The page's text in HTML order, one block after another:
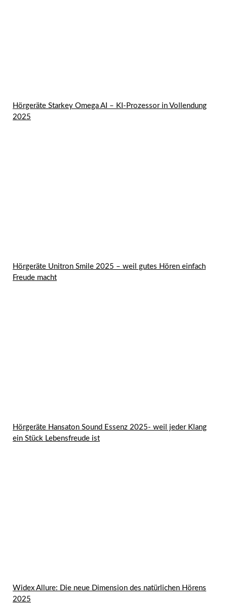
Hörgeräte Starkey Omega AI – KI-Prozessor in Vollendung
2025
Hörgeräte Unitron Smile 2025 – weil gutes Hören einfach
Freude macht
Hörgeräte Hansaton Sound Essenz 2025- weil jeder Klang
ein Stück Lebensfreude ist
Widex Allure: Die neue Dimension des natürlichen Hörens
2025